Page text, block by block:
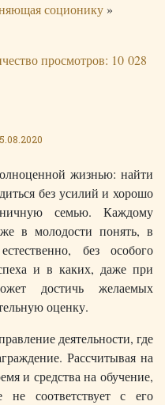
соционику»
просмотров: 10 028
жизнью: найти
без усилий и хорошо
семью. Каждому
в молодости понять, в
без особого
и в каких, даже при
достичь желаемых
оценку.
деятельности, где
Рассчитывая на
и средства на обучение,
не соответствует с его